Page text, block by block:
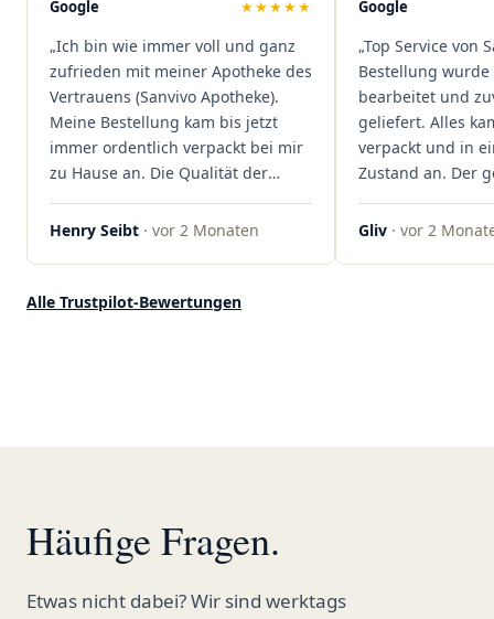
Kundenzufriedenheit an erster
Stelle stehen. Vielen Dank an das
Team von Sanvivo – ich bin
rundum begeistert!"
Google ★★★★★
„Ich bin wie immer voll und ganz
zufrieden mit meiner Apotheke des
Vertrauens (Sanvivo Apotheke).
Meine Bestellung kam bis jetzt
immer ordentlich verpackt bei mir
zu Hause an. Die Qualität der
Blüten ist auch immer auf einem
hohen Niveau, die Auswahl ist
ordentlich gelagert, ich hatte nur
Henry Seibt · vor 2 Monaten
Google
„Top Service von
Bestellung wurde
bearbeitet und
geliefert. Alles
verpackt und in
Zustand an. Der
war
professionell.
Gliv · vor 2
Alle Trustpilot-Bewertungen
Häufige Fragen.
Etwas nicht dabei? Wir sind werktags